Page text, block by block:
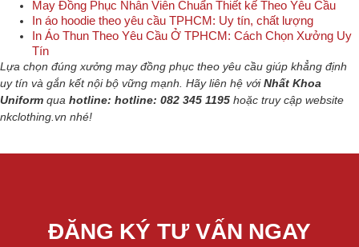
May Đồng Phục Nhân Viên Chuẩn Thiết kế Theo Yêu Cầu
In áo hoodie theo yêu cầu TPHCM: Uy tín, chất lượng
In Áo Thun Theo Yêu Cầu Ở TPHCM: Cách Chọn Xưởng Uy
Tín
Lựa chọn đúng xưởng may đồng phục theo yêu cầu giúp khẳng định
uy tín và gắn kết nội bộ vững mạnh. Hãy liên hệ vớiNhất Khoa
Uniform qua hotline: hotline: 082 345 1195 hoặc truy cập website
nkclothing.vn nhé!
ĐĂNG KÝ TƯ VẤN NGAY